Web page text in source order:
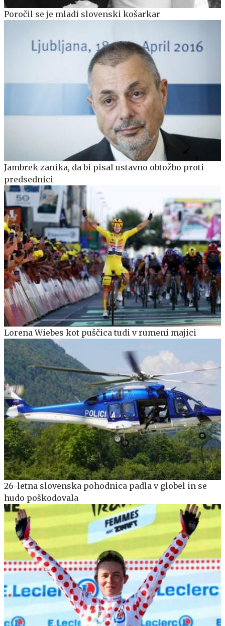
Poročil se je mladi slovenski košarkar
Jambrek zanika, da bi pisal ustavno obtožbo proti
predsednici
Lorena Wiebes kot puščica tudi v rumeni majici
26-letna slovenska pohodnica padla v globel in se
hudo poškodovala